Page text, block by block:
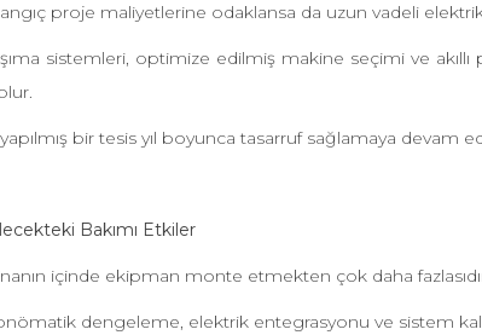
proje maliyetlerine odaklansa da uzun vadeli
sistemleri, optimize edilmiş makine seçimi ve
bir tesis yıl boyunca tasarruf sağlamaya devam
Bakımı Etkiler
içinde ekipman monte etmekten çok daha
dengeleme, elektrik entegrasyonu ve sistem